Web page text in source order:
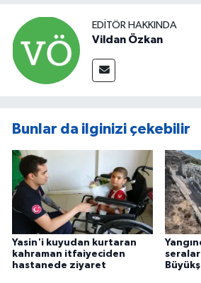
EDITÖR HAKKINDA
Vildan Özkan
Bunlar da ilginizi çekebilir
Yasin'i kuyudan kurtaran
kahraman itfaiyeciden
hastanede ziyaret